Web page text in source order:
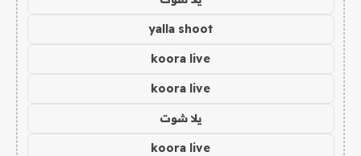
yalla shoot
koora live
koora live
يلا شوت
koora live